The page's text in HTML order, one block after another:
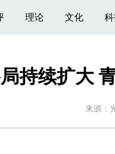
理论 文化
持续扩大
来源：